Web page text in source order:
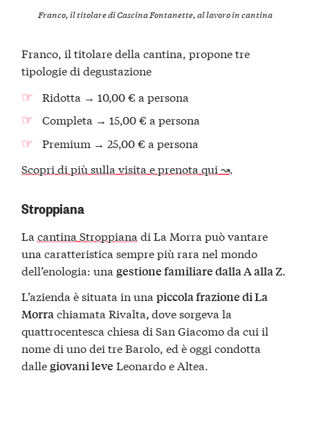
Franco, il titolare di Cascina Fontanette, al lavoro in cantina
Franco, il titolare della cantina, propone tre
tipologie di degustazione
Ridotta → 10,00 € a persona
Completa → 15,00 € a persona
Premium → 25,00 € a persona
Scopri di più sulla visita e prenota qui ↝.
Stroppiana
Lacantina Stroppiana di La Morra può vantare
una caratteristica sempre più rara nel mondo
dell’enologia: unagestione familiare dalla A alla Z.
L’azienda è situata in unapiccola frazione di La
Morrachiamata Rivalta,dove sorgeva la
quattrocentesca chiesa di San Giacomo da cui il
nome di uno dei tre Barolo, ed è oggi condotta
dallegiovani leve Leonardo e Altea.